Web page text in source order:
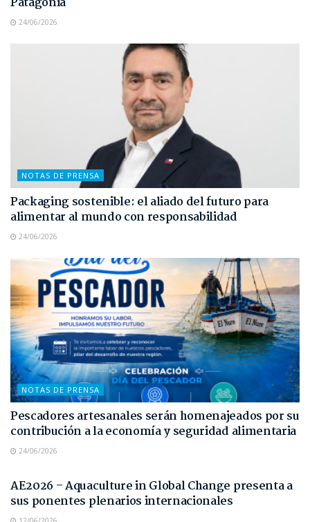
24/06/2026
NOTAS DE PRENSA
Packaging sostenible: el aliado del futuro para
alimentar al mundo con responsabilidad
24/06/2026
NOTAS DE PRENSA
Pescadores artesanales serán homenajeados por su
contribución a la economía y seguridad alimentaria
24/06/2026
AE2026 – Aquaculture in Global Change presenta a
sus ponentes plenarios internacionales